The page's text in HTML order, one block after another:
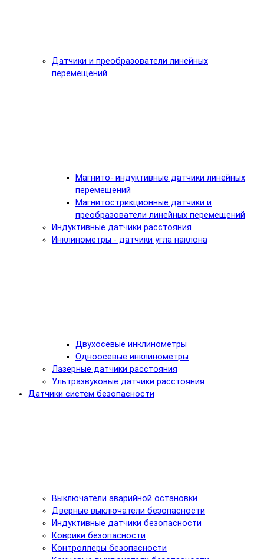
Датчики и преобразователи линейных
перемещений
Магнито- индуктивные датчики линейных
перемещений
Магнитострикционные датчики и
преобразователи линейных перемещений
Индуктивные датчики расстояния
Инклинометры - датчики угла наклона
Двухосевые инклинометры
Одноосевые инклинометры
Лазерные датчики расстояния
Ультразвуковые датчики расстояния
Датчики систем безопасности
Выключатели аварийной остановки
Дверные выключатели безопасности
Индуктивные датчики безопасности
Коврики безопасности
Контроллеры безопасности